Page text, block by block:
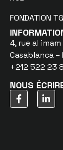
FONDATION
4, rue al
Casablanca –
+212 522 23
NOUS